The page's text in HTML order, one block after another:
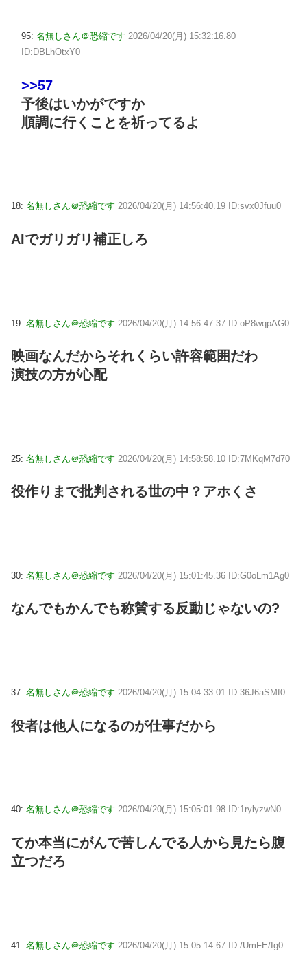
95: 名無しさん＠恐縮です 2026/04/20(月) 15:32:16.80
ID:DBLhOtxY0
>>57
予後はいかがですか
順調に行くことを祈ってるよ
18: 名無しさん＠恐縮です 2026/04/20(月) 14:56:40.19 ID:svx0Jfuu0
AIでガリガリ補正しろ
19: 名無しさん＠恐縮です 2026/04/20(月) 14:56:47.37 ID:oP8wqpAG0
映画なんだからそれくらい許容範囲だわ
演技の方が心配
25: 名無しさん＠恐縮です 2026/04/20(月) 14:58:58.10 ID:7MKqM7d70
役作りまで批判される世の中？アホくさ
30: 名無しさん＠恐縮です 2026/04/20(月) 15:01:45.36 ID:G0oLm1Ag0
なんでもかんでも称賛する反動じゃないの?
37: 名無しさん＠恐縮です 2026/04/20(月) 15:04:33.01 ID:36J6aSMf0
役者は他人になるのが仕事だから
40: 名無しさん＠恐縮です 2026/04/20(月) 15:05:01.98 ID:1rylyzwN0
てか本当にがんで苦しんでる人から見たら腹
立つだろ
41: 名無しさん＠恐縮です 2026/04/20(月) 15:05:14.67 ID:/UmFE/Ig0